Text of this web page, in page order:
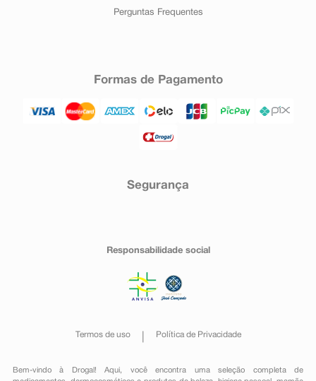
Perguntas Frequentes
Formas de Pagamento
Segurança
Responsabilidade social
Termos de uso Política de Privacidade
Bem-vindo à Drogal! Aqui, você encontra uma seleção completa de